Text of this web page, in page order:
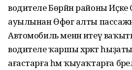
водителе Бөрйән районы Иҫке
ауылынан Өфөгә алты
Автомобиль менән итеү
водителе ҡаршы хәрәкәт
ағастарға һәм ҡыуаҡтарға